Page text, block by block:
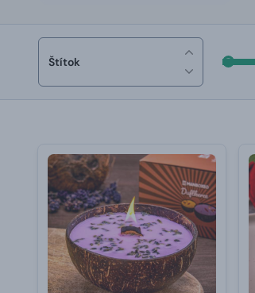
Štítok